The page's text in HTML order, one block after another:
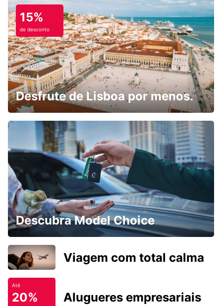
15%
de desconto
Desfrute de Lisboa por menos.
Descubra Model Choice
Viagem com total calma
Até
20% Alugueres empresariais